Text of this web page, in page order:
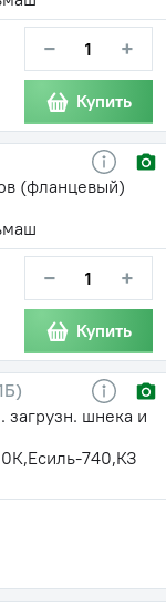
− +
Купить
(фланцевый)
− +
Купить
шнека и
740,КЗ